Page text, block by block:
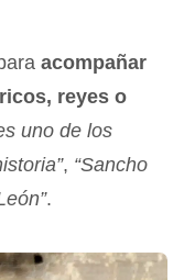
acompañar
reyes o
uno de los
, “Sancho
.